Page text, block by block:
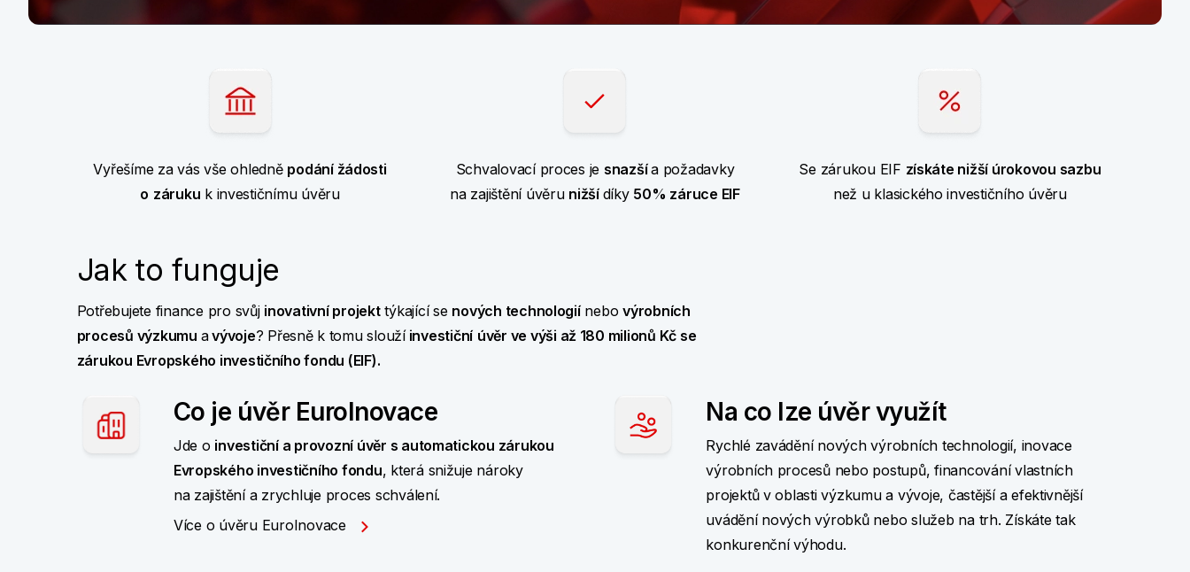
Vyřešíme za vás vše ohledně podání žádosti
o záruku k investičnímu úvěru
Schvalovací proces je snazšía požadavky
na zajištění úvěru nižší díky 50% záruce EIF
Se zárukou EIF získáte nižší úrokovou sazbu
než u klasického investičního úvěru
Jak to funguje
Potřebujete finance pro svůj inovativní projekttýkající se nových technologiínebovýrobních
procesů výzkumu avývoje? Přesně k tomu sloužíinvestiční úvěr ve výši až 180 milionů Kč se
zárukou Evropského investičního fondu (EIF).
Co je úvěr EuroInovace
Jde o investiční a provozní úvěr s automatickou zárukou
Evropského investičního fondu, která snižuje nároky
na zajištění a zrychluje proces schválení.
Více o úvěru EuroInovace
Na co lze úvěr využít
Rychlé zavádění nových výrobních technologií, inovace
výrobních procesů nebo postupů, financování vlastních
projektů v oblasti výzkumu a vývoje, častější a efektivnější
uvádění nových výrobků nebo služeb na trh. Získáte tak
konkurenční výhodu.